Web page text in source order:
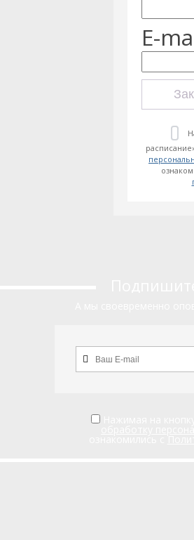
E-
Нажимая на